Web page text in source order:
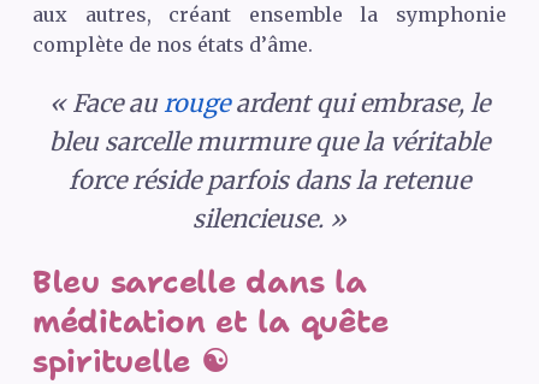
aux autres, créant ensemble la symphonie
complète de nos états d’âme.
« Face aurougeardent qui embrase, le
bleu sarcelle murmure que la véritable
force réside parfois dans la retenue
silencieuse. »
Bleu sarcelle dans la
méditation et la quête
spirituelle ☯️